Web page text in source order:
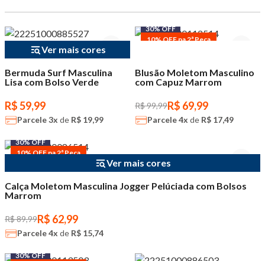
Ver mais cores
Bermuda Surf Masculina
Lisa com Bolso Verde
R$ 59,99
Parcele3x de R$ 19,99
30% OFF
10% OFF na 2ª Peça
Blusão Moletom Masculino
com Capuz Marrom
R$ 99,99R$ 69,99
Parcele4x de R$ 17,49
30% OFF
10% OFF na 2ª Peça
Ver mais cores
Calça Moletom Masculina Jogger Pelúciada com Bolsos
Marrom
R$ 89,99R$ 62,99
Parcele4x de R$ 15,74
30% OFF